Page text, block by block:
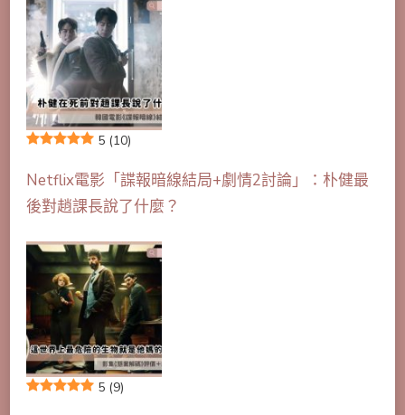
5 (10)
Netflix電影「諜報暗線結局+劇情2討論」：朴健最
後對趙課長說了什麼？
5 (9)